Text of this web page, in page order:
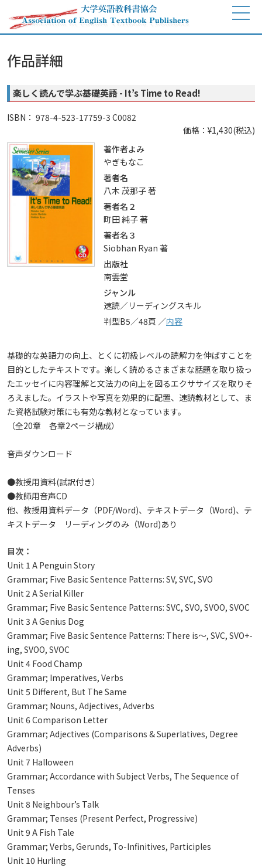
作品詳細
楽しく読んで学ぶ基礎英語 - It’s Time to Read!
ISBN： 978-4-523-17759-3 C0082
価格：¥1,430(税込)
著作者よみ
やぎもなこ
著者名
八木 茂那子 著
著者名２
町田 純子 著
著者名３
Siobhan Ryan 著
出版社
南雲堂
ジャンル
速読／リーディングスキル
判型B5／48頁 ／内容
基礎的な英語力の向上、とくに初級レベルの読解力を伸ばすことを
目的としたテキストです。楽しく読めるさまざまな話題を取り扱っ
たエッセイに内容理解と文法力の向上を図るエクササイズを取りそ
ろえました。イラストや写真を効果的に配置、速読教材として、ま
た資格試験対策にも有効な教材となっています。
（全20章 各章2ページ構成）
音声ダウンロード
●教授用資料(試訳付き）
●教師用音声CD
他、教授用資料データ（PDF/Word)、テキストデータ（Word)、テ
キストデータ リーディングのみ（Word)あり
目次：
Unit 1 A Penguin Story
Grammar; Five Basic Sentence Patterns: SV, SVC, SVO
Unit 2 A Serial Killer
Grammar; Five Basic Sentence Patterns: SVC, SVO, SVOO, SVOC
Unit 3 A Genius Dog
Grammar; Five Basic Sentence Patterns: There is〜, SVC, SVO+-
ing, SVOO, SVOC
Unit 4 Food Champ
Grammar; Imperatives, Verbs
Unit 5 Different, But The Same
Grammar; Nouns, Adjectives, Adverbs
Unit 6 Comparison Letter
Grammar; Adjectives (Comparisons & Superlatives, Degree
Adverbs)
Unit 7 Halloween
Grammar; Accordance with Subject Verbs, The Sequence of
Tenses
Unit 8 Neighbour’s Talk
Grammar; Tenses (Present Perfect, Progressive)
Unit 9 A Fish Tale
Grammar; Verbs, Gerunds, To-Infinitives, Participles
Unit 10 Hurling